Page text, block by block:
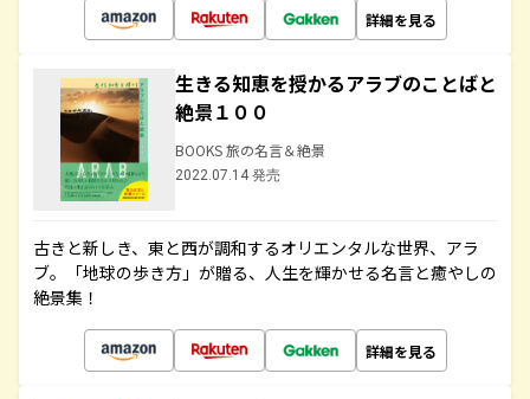
詳細を見る
生きる知恵を授かるアラブのことばと
絶景１００
BOOKS 旅の名言＆絶景
2022.07.14 発売
古きと新しき、東と西が調和するオリエンタルな世界、アラ
ブ。「地球の歩き方」が贈る、人生を輝かせる名言と癒やしの
絶景集！
詳細を見る